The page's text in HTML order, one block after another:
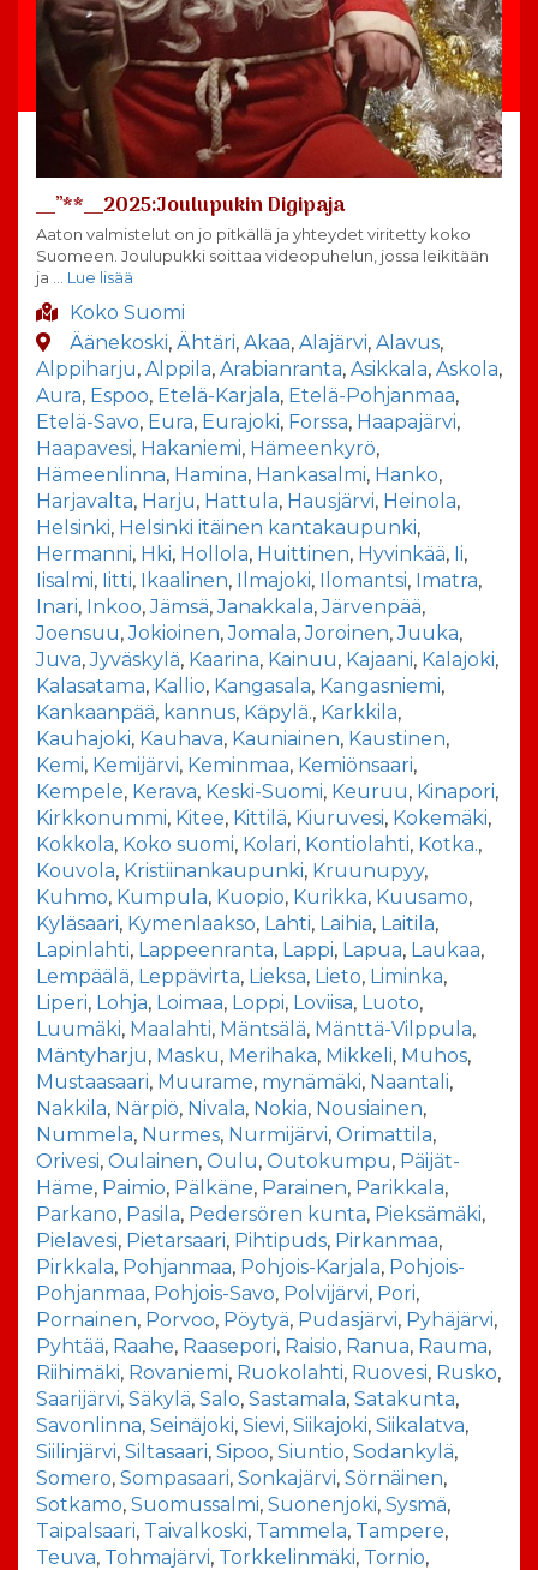
__”**__2025:Joulupukin Digipaja
Aaton valmistelut on jo pitkällä ja yhteydet viritetty koko
Suomeen. Joulupukki soittaa videopuhelun, jossa leikitään
ja … Lue lisää
Koko Suomi
Äänekoski, Ähtäri, Akaa, Alajärvi, Alavus,
Alppiharju, Alppila, Arabianranta, Asikkala, Askola,
Aura, Espoo, Etelä-Karjala, Etelä-Pohjanmaa,
Etelä-Savo, Eura, Eurajoki, Forssa, Haapajärvi,
Haapavesi, Hakaniemi, Hämeenkyrö,
Hämeenlinna, Hamina, Hankasalmi, Hanko,
Harjavalta, Harju, Hattula, Hausjärvi, Heinola,
Helsinki, Helsinki itäinen kantakaupunki,
Hermanni, Hki, Hollola, Huittinen, Hyvinkää, Ii,
Iisalmi, Iitti, Ikaalinen, Ilmajoki, Ilomantsi, Imatra,
Inari, Inkoo,Jämsä,Janakkala,Järvenpää,
Joensuu,Jokioinen,Jomala,Joroinen,Juuka,
Juva,Jyväskylä, Kaarina, Kainuu, Kajaani, Kalajoki,
Kalasatama, Kallio, Kangasala, Kangasniemi,
Kankaanpää, kannus, Käpylä., Karkkila,
Kauhajoki, Kauhava, Kauniainen, Kaustinen,
Kemi, Kemijärvi, Keminmaa, Kemiönsaari,
Kempele, Kerava, Keski-Suomi, Keuruu, Kinapori,
Kirkkonummi, Kitee, Kittilä, Kiuruvesi, Kokemäki,
Kokkola, Koko suomi, Kolari, Kontiolahti, Kotka.,
Kouvola, Kristiinankaupunki, Kruunupyy,
Kuhmo, Kumpula, Kuopio, Kurikka, Kuusamo,
Kyläsaari, Kymenlaakso, Lahti, Laihia, Laitila,
Lapinlahti, Lappeenranta, Lappi, Lapua, Laukaa,
Lempäälä, Leppävirta, Lieksa, Lieto, Liminka,
Liperi, Lohja, Loimaa, Loppi, Loviisa, Luoto,
Luumäki, Maalahti, Mäntsälä, Mänttä-Vilppula,
Mäntyharju, Masku, Merihaka, Mikkeli, Muhos,
Mustaasaari, Muurame, mynämäki, Naantali,
Nakkila, Närpiö, Nivala, Nokia, Nousiainen,
Nummela, Nurmes, Nurmijärvi, Orimattila,
Orivesi, Oulainen, Oulu, Outokumpu, Päijät-
Häme, Paimio, Pälkäne, Parainen, Parikkala,
Parkano, Pasila, Pedersören kunta, Pieksämäki,
Pielavesi, Pietarsaari, Pihtipuds, Pirkanmaa,
Pirkkala, Pohjanmaa, Pohjois-Karjala, Pohjois-
Pohjanmaa, Pohjois-Savo, Polvijärvi, Pori,
Pornainen, Porvoo, Pöytyä, Pudasjärvi, Pyhäjärvi,
Pyhtää, Raahe, Raasepori, Raisio, Ranua, Rauma,
Riihimäki, Rovaniemi, Ruokolahti, Ruovesi, Rusko,
Saarijärvi, Säkylä, Salo, Sastamala, Satakunta,
Savonlinna, Seinäjoki, Sievi, Siikajoki, Siikalatva,
Siilinjärvi, Siltasaari, Sipoo, Siuntio, Sodankylä,
Somero, Sompasaari, Sonkajärvi, Sörnäinen,
Sotkamo, Suomussalmi, Suonenjoki, Sysmä,
Taipalsaari, Taivalkoski, Tammela, Tampere,
Teuva, Tohmajärvi, Torkkelinmäki, Tornio,